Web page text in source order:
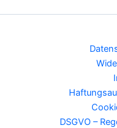
DSGVO –